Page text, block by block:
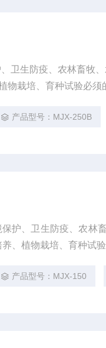
卫生防疫、农林畜牧
物栽培、育种试验必须
产品型号：MJX-250B
护、卫生防疫、农林
、植物栽培、育种试
产品型号：MJX-150